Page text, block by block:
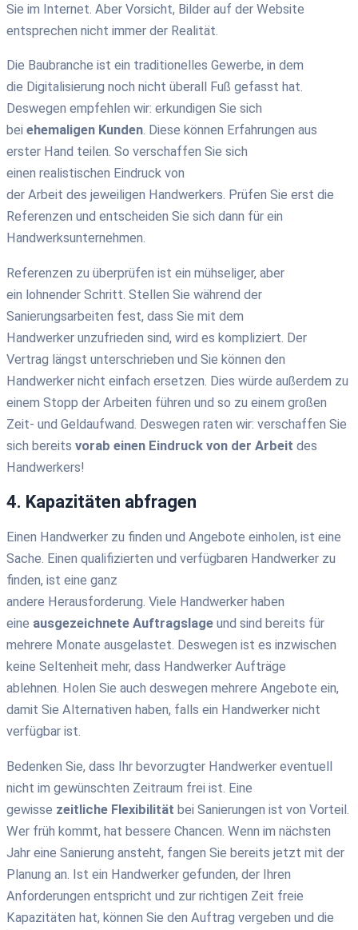
Sie im Internet Aber Vorsicht, Bilder auf der Website
entsprechen nicht immer der Realität.
Die Baubranche ist ein traditionelles Gewerbe, in dem
die Digitalisierung noch nicht überall Fuß gefasst hat.
Deswegen empfehlen wir: erkundigen Sie sich
bei ehemaligen Kunden. Diese können Erfahrungen aus
erster Hand teilen. So verschaffen Sie sich
einen realistischen Eindruck von
der Arbeit des jeweiligen Handwerkers. Prüfen Sie erst die
Referenzen und entscheiden Sie sich dann für ein
Handwerksunternehmen.
Referenzen zu überprüfen ist ein mühseliger, aber
ein lohnender Schritt Stellen Sie während der
Sanierungsarbeiten fest, dass Sie mit dem
Handwerker unzufrieden sind, wird es kompliziert. Der
Vertrag längst unterschrieben und Sie können den
Handwerker nicht einfach ersetzen. Dies würde außerdem zu
einem Stopp der Arbeiten führen und so zu einem großen
Zeit- und Geldaufwand. Deswegen raten wir: verschaffen Sie
sich bereits vorab einen Eindruck von der Arbeit des
Handwerkers!
4. Kapazitäten abfragen
Einen Handwerker zu finden und Angebote einholen, ist eine
Sache. Einen qualifizierten und verfügbaren Handwerker zu
finden, ist eine ganz
andere Herausforderung. Viele Handwerker haben
eine ausgezeichnete Auftragslage und sind bereits für
mehrere Monate ausgelastet. Deswegen ist es inzwischen
keine Seltenheit mehr, dass Handwerker Aufträge
ablehnen. Holen Sie auch deswegen mehrere Angebote ein,
damit Sie Alternativen haben, falls ein Handwerker nicht
verfügbar ist.
Bedenken Sie, dass Ihr bevorzugter Handwerker eventuell
nicht im gewünschten Zeitraum frei ist. Eine
gewisse zeitliche Flexibilität bei Sanierungen ist von Vorteil.
Wer früh kommt, hat bessere Chancen. Wenn im nächsten
Jahr eine Sanierung ansteht, fangen Sie bereits jetzt mit der
Planung an. Ist ein Handwerker gefunden, der Ihren
Anforderungen entspricht und zur richtigen Zeit freie
Kapazitäten hat, können Sie den Auftrag vergeben und die